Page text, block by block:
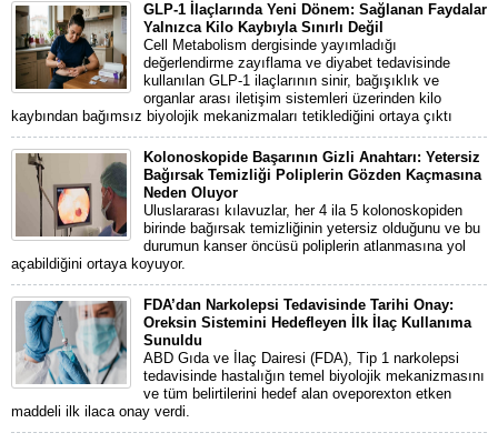
GLP-1 İlaçlarında Yeni Dönem: Sağlanan Faydalar
Yalnızca Kilo Kaybıyla Sınırlı Değil
Cell Metabolism dergisinde yayımladığı
değerlendirme zayıflama ve diyabet tedavisinde
kullanılan GLP-1 ilaçlarının sinir, bağışıklık ve
organlar arası iletişim sistemleri üzerinden kilo
kaybından bağımsız biyolojik mekanizmaları tetiklediğini ortaya çıktı
Kolonoskopide Başarının Gizli Anahtarı: Yetersiz
Bağırsak Temizliği Poliplerin Gözden Kaçmasına
Neden Oluyor
Uluslararası kılavuzlar, her 4 ila 5 kolonoskopiden
birinde bağırsak temizliğinin yetersiz olduğunu ve bu
durumun kanser öncüsü poliplerin atlanmasına yol
açabildiğini ortaya koyuyor.
FDA’dan Narkolepsi Tedavisinde Tarihi Onay:
Oreksin Sistemini Hedefleyen İlk İlaç Kullanıma
Sunuldu
ABD Gıda ve İlaç Dairesi (FDA), Tip 1 narkolepsi
tedavisinde hastalığın temel biyolojik mekanizmasını
ve tüm belirtilerini hedef alan oveporexton etken
maddeli ilk ilaca onay verdi.